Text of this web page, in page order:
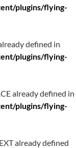
plugins/flying-
defined in
plugins/flying-
already defined in
plugins/flying-
already defined